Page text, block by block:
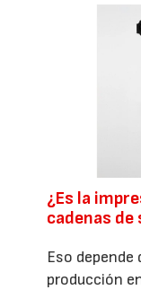
¿Es la
cadenas
Eso depende
producción